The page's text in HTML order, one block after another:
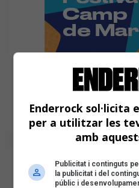
Enderrock sol·licita
per a utilitzar les
amb
Publicitat i continguts
la publicitat i del
públic i